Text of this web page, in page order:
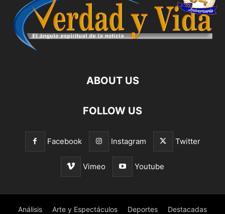
ABOUT US
FOLLOW US
Facebook Instagram Twitter
Vimeo Youtube
Análisis Arte y Espectáculos Deportes Destacadas